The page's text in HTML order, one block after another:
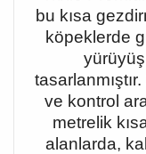
bu kısa
köpeklerde
ve kontrol
metrelik
alanlarda,